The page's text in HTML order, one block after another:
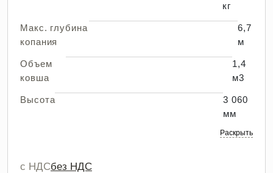
кг
Макс. глубина
копания
6,7
м
Объем
ковша
1,4
м3
Высота
3 060
мм
Раскрыть
с НДСбез НДС